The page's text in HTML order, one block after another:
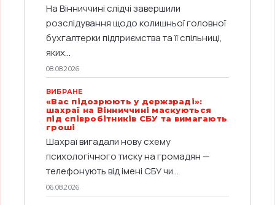
На Вінниччині слідчі завершили
розслідування щодо колишньої головної
бухгалтерки підприємства та її спільниці,
яких...
08.08.2026
ВИБРАНЕ
«Вас підозрюють у держзраді»:
шахраї на Вінниччині маскуються
під співробітників СБУ та вимагають
гроші
Шахраї вигадали нову схему
психологічного тиску на громадян —
телефонують від імені СБУ чи...
06.08.2026